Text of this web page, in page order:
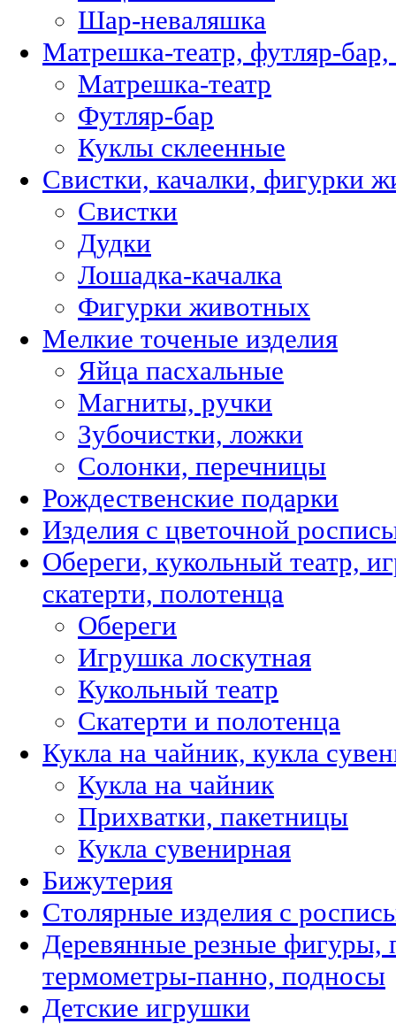
Шар-неваляшка
Матрешка-театр, футляр-
Матрешка-театр
Футляр-бар
Куклы склеенные
Свистки, качалки, фигурки
Свистки
Дудки
Лошадка-качалка
Фигурки животных
Мелкие точеные изделия
Яйца пасхальные
Магниты, ручки
Зубочистки, ложки
Солонки, перечницы
Рождественские подарки
Изделия с цветочной
Обереги, кукольный театр,
скатерти, полотенца
Обереги
Игрушка лоскутная
Кукольный театр
Скатерти и полотенца
Кукла на чайник, кукла
Кукла на чайник
Прихватки, пакетницы
Кукла сувенирная
Бижутерия
Столярные изделия с
Деревянные резные
термометры-панно, подносы
Детские игрушки